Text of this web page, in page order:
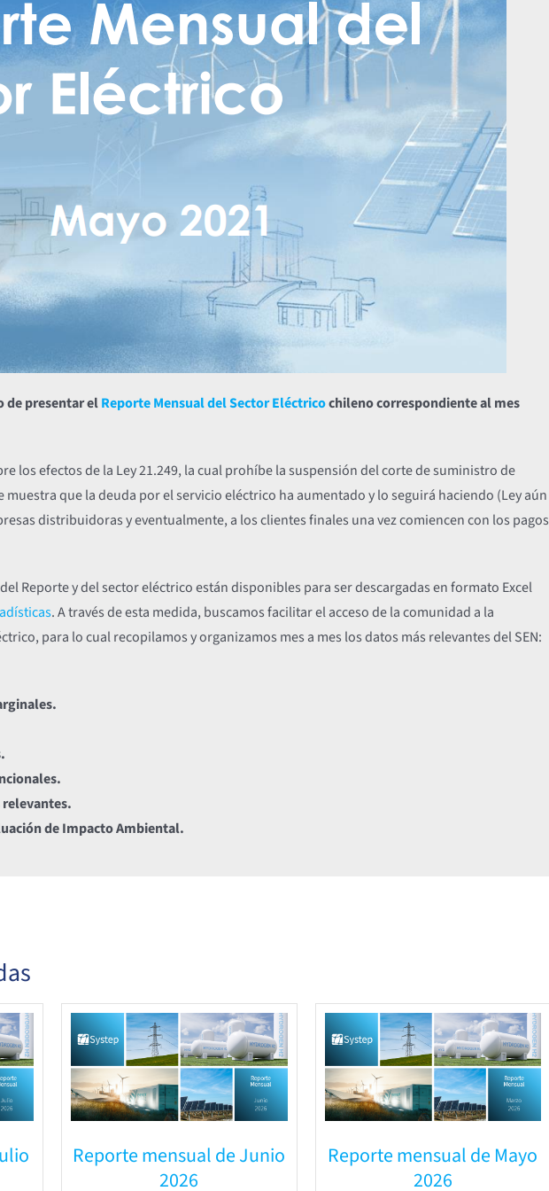
de presentar elReporte Mensual del Sector Eléctricochileno correspondiente al mes
los efectos de la Ley 21.249, la cual prohíbe la suspensión del corte de suministro de
muestra que la deuda por el servicio eléctrico ha aumentado y lo seguirá haciendo (Ley aún
distribuidoras y eventualmente, a los clientes finales una vez comiencen con los pagos
Reporte y del sector eléctrico están disponibles para ser descargadas en formato Excel
. A través de esta medida, buscamos facilitar el acceso de la comunidad a la
para lo cual recopilamos y organizamos mes a mes los datos más relevantes del SEN:
de Impacto Ambiental.
Reporte mensual de Junio
2026
Reporte mensual de Mayo
2026